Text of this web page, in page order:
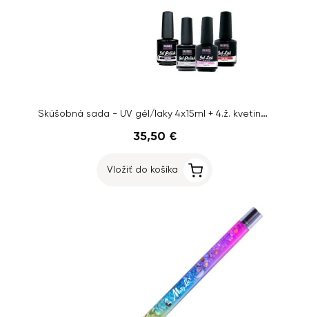
Skúšobná sada - UV gél/laky 4x15ml + 4.ž. kvetinková lampa 36W
35,50 €
Vložiť do košíka